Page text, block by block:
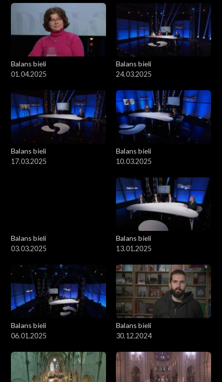
Balans bieli
01.04.2025
Balans bieli
24.03.2025
Balans bieli
17.03.2025
Balans bieli
10.03.2025
Balans bieli
03.03.2025
Balans bieli
13.01.2025
Balans bieli
06.01.2025
Balans bieli
30.12.2024